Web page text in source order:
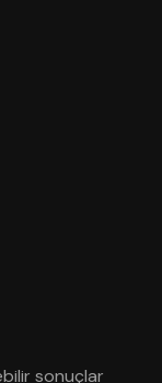
sonuçlar